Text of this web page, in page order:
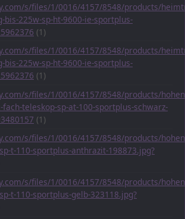
s/files/1/0016/4157/8548/products/
bis-225w-sp-ht-9600-ie-sportplus-
(1)
s/files/1/0016/4157/8548/products/
bis-225w-sp-ht-9600-ie-sportplus-
(1)
s/files/1/0016/4157/8548/products/
teleskop-sp-at-100-sportplus-schwarz-
(1)
s/files/1/0016/4157/8548/products/
t-110-sportplus-anthrazit-198873.jpg?
s/files/1/0016/4157/8548/products/
t-110-sportplus-gelb-323118.jpg?